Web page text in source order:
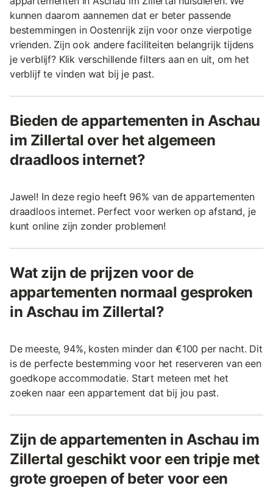
kunnen daarom aannemen dat er beter passende
bestemmingen in Oostenrijk zijn voor onze vierpotige
vrienden. Zijn ook andere faciliteiten belangrijk tijdens
je verblijf? Klik verschillende filters aan en uit, om het
verblijf te vinden wat bij je past.
Bieden de appartementen in Aschau
im Zillertal over het algemeen
draadloos internet?
Jawel! In deze regio heeft 96% van de appartementen
draadloos internet. Perfect voor werken op afstand, je
kunt online zijn zonder problemen!
Wat zijn de prijzen voor de
appartementen normaal gesproken
in Aschau im Zillertal?
De meeste, 94%, kosten minder dan €100 per nacht. Dit
is de perfecte bestemming voor het reserveren van een
goedkope accommodatie. Start meteen met het
zoeken naar een appartement dat bij jou past.
Zijn de appartementen in Aschau im
Zillertal geschikt voor een tripje met
grote groepen of beter voor een